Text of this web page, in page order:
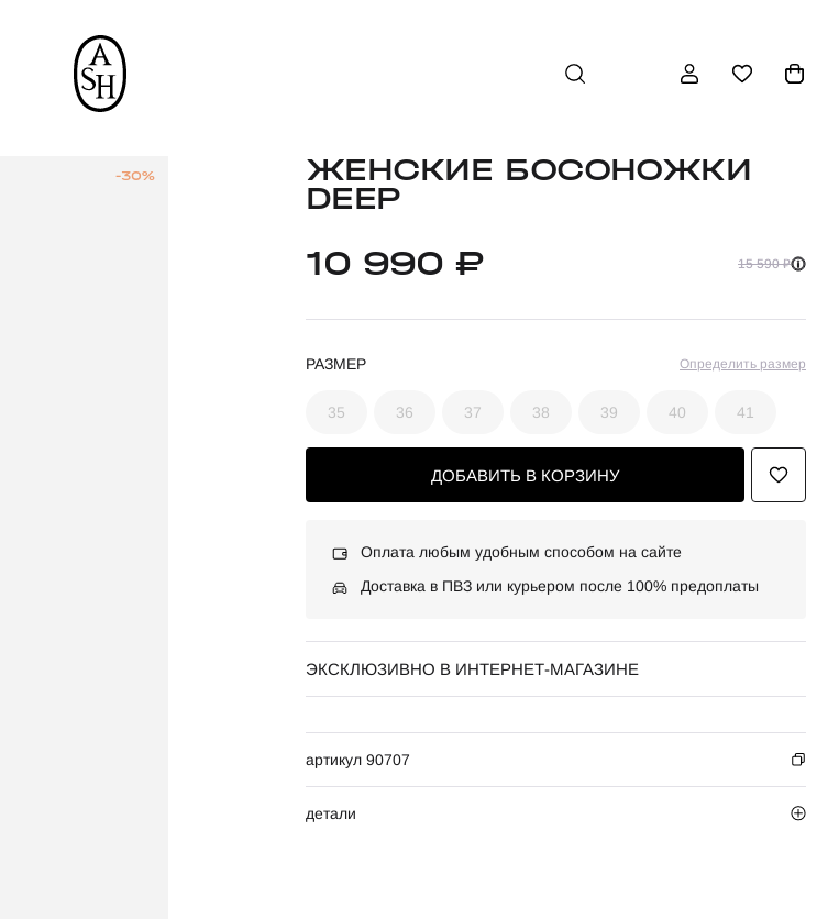
-30% ЖЕНСКИЕ БОСОНОЖКИ
DEEP
10 990 ₽ 15 590 ₽
РАЗМЕР Определить размер
35 36 37 38 39 40 41
ДОБАВИТЬ В КОРЗИНУ
Оплата любым удобным способом на сайте
Доставка в ПВЗ или курьером после 100% предоплаты
ЭКСКЛЮЗИВНО В ИНТЕРНЕТ-МАГАЗИНЕ
артикул 90707
детали